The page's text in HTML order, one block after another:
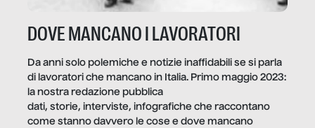
DOVE MANCANO I LAVORATORI
Da anni solo polemiche e notizie inaffidabili se si parla
di lavoratori che mancano in Italia. Primo maggio 2023:
la nostra redazione pubblica
dati, storie, interviste, infografiche che raccontano
come stanno davvero le cose e dove mancano